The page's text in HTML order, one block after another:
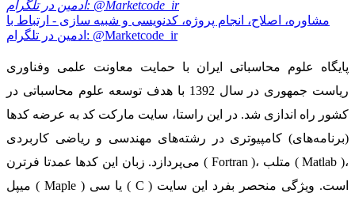
مشاوره، اصلاح، انجام پروژه، کدنویسی و شبیه سازی - ارتباط با
ادمین در تلگرام: @Marketcode_ir
پایگاه علوم محاسباتی ایران با حمایت معاونت علمی وفناوری
ریاست جمهوری در سال 1392 با هدف توسعه علوم محاسباتی در
کشور راه اندازی شد. در این راستا، سایت مارکت کد به عرضه کدها
(برنامه‌های) کامپیوتری در رشته‌های مهندسی و ریاضی کاربردی
می‌پردازد. زبان این کدها عمدتا فرترن ( Fortran )، متلب ( Matlab )،
میپل ( Maple ) یا سی ( C ) است. ویژگی منحصر بفرد این سایت